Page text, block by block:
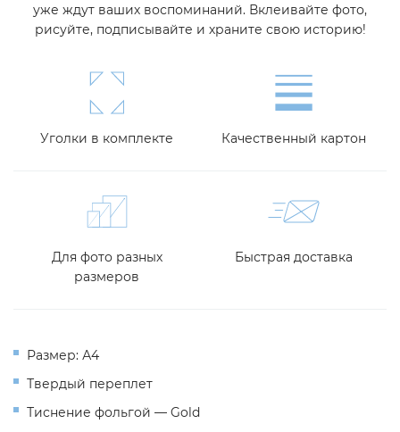
уже ждут ваших воспоминаний. Вклеивайте фото,
рисуйте, подписывайте и храните свою историю!
Уголки в комплекте Качественный картон
Для фото разных
размеров
Быстрая доставка
Размер: А4
Твердый переплет
Тиснение фольгой — Gold